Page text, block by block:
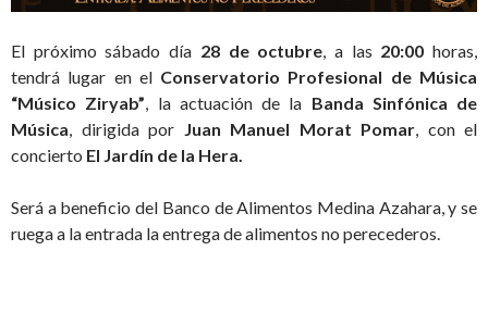
El próximo sábado día 28 de octubre, a las 20:00 horas,
tendrá lugar en el Conservatorio Profesional de Música
“Músico Ziryab”, la actuación de la Banda Sinfónica de
Música, dirigida por Juan Manuel Morat Pomar, con el
concierto El Jardín de la Hera.
Será a beneficio del Banco de Alimentos Medina Azahara, y se
ruega a la entrada la entrega de alimentos no perecederos.